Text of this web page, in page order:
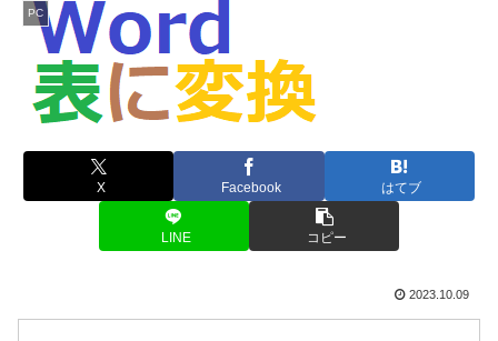
PC
X Facebook はてブ
LINE コピー
2023.10.09